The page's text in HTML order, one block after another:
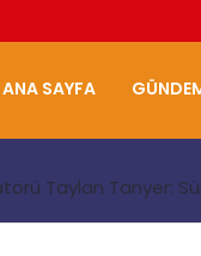
ANA SAYFA
Taylan Tanyer: